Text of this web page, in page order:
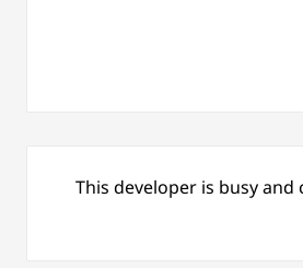
This developer is busy